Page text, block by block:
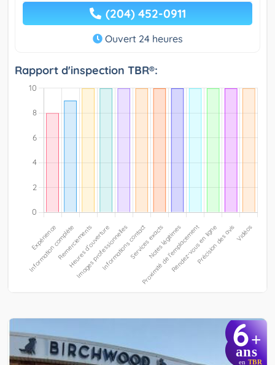
(204) 452-0911
Ouvert 24 heures
Rapport d'inspection TBR®:
6+
ans
en TBR